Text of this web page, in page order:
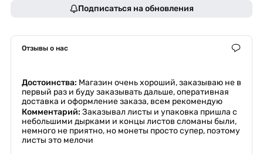
Подписаться на обновления
Отзывы о нас
Достоинства: Магазин очень хороший, заказываю не в
первый раз и буду заказывать дальше, оперативная
доставка и оформление заказа, всем рекомендую
Комментарий: Заказывал листы и упаковка пришла с
небольшими дырками и концы листов сломаны были,
немного не приятно, но монеты просто супер, поэтому
листы это мелочи